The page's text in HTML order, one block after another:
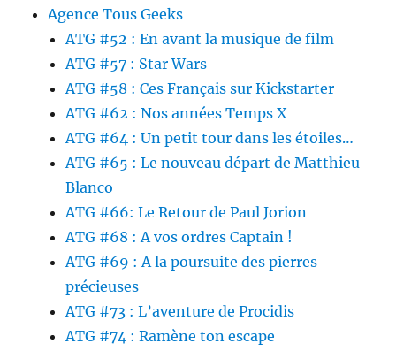
Agence Tous Geeks
ATG #52 : En avant la musique de film
ATG #57 : Star Wars
ATG #58 : Ces Français sur Kickstarter
ATG #62 : Nos années Temps X
ATG #64 : Un petit tour dans les étoiles…
ATG #65 : Le nouveau départ de Matthieu
Blanco
ATG #66: Le Retour de Paul Jorion
ATG #68 : A vos ordres Captain !
ATG #69 : A la poursuite des pierres
précieuses
ATG #73 : L’aventure de Procidis
ATG #74 : Ramène ton escape